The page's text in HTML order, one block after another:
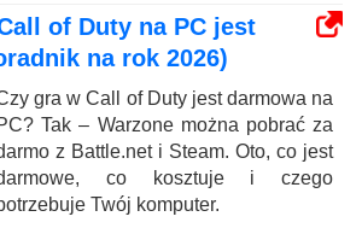
of Duty na PC jest
na rok 2026)
gra w Call of Duty jest darmowa na
Tak – Warzone można pobrać za
z Battle.net i Steam. Oto, co jest
co kosztuje i czego
Twój komputer.